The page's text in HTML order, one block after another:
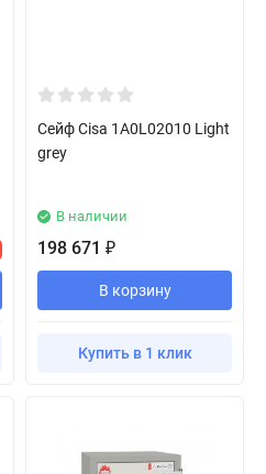
Сейф Cisa 1A0L02010 Light
grey
В наличии
198 671 ₽
В корзину
Купить в 1 клик